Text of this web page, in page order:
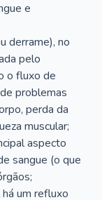
e
derrame), no
pelo
o fluxo de
problemas
perda da
muscular;
aspecto
sangue (o que
um refluxo